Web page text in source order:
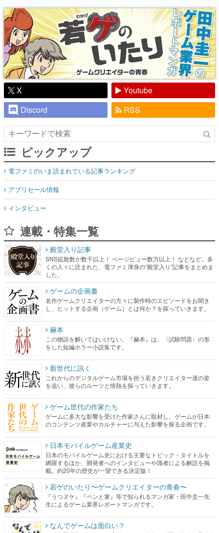
X
Youtube
Discord
RSS
ピックアップ
電ファミのいま読まれている記事ランキング
アプリセール情報
インタビュー
連載・特集一覧
くの人々に読まれた、電ファミ渾身の“殿堂入り”記事をまとめま
した。
ゲームの企画書
名作ゲームクリエイターの方々に製作時のエピソードをお聞き
し、ヒットする企画（ゲーム）とは何か？を探っていきます。
赫本
この物語を解いてはいけない。『赫本』は、〈試験問題〉の形
をした短編ホラー小説集です。
新世代に訊く
これからのデジタルゲーム市場を担う若きクリエイター達の姿
を追い、彼らのルーツと情熱を探っていきます。
ゲーム世代の作家たち
ゲームに多大な影響を受けた作家さんに取材し、ゲームが日本
のコンテンツ産業やカルチャーに与えた影響を探る企画です。
日本モバイルゲーム産業史
日本のモバイルゲーム史における主要なトピック・タイトルを
網羅するほか、開発者へのインタビューや識者による解説を掲
若ゲのいたり〜ゲームクリエイターの青春〜
『うつヌケ』『ペンと箸』等で知られるマンガ家・田中圭一先
生によるゲーム業界レポートマンガです。
なんでゲームは面白い？
ゲーム開発者・hamatsu氏がゲームの魅力を画面や操作の具体的
な形から解き明かしていく、硬派で骨太な評論連載です。
ゲームが変えた日本語